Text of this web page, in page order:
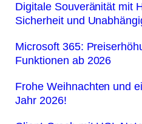
Digitale Souveränität mit
Sicherheit und
Microsoft 365:
Funktionen ab 2026
Frohe Weihnachten und
Jahr 2026!